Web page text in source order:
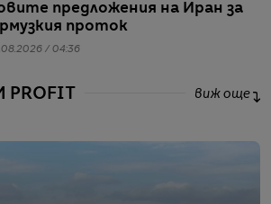
предложения на Иран за
проток
/ 04:36
виж още